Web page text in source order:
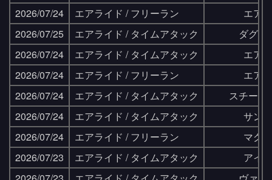
2026/07/24
エアライド / フリーラン
エア
2026/07/25
エアライド / タイムアタック
ダグウ
2026/07/24
エアライド / タイムアタック
エア
2026/07/24
エアライド / フリーラン
エア
2026/07/24
エアライド / タイムアタック
スチール
2026/07/24
エアライド / タイムアタック
サン
2026/07/24
エアライド / フリーラン
マグ
2026/07/23
エアライド / タイムアタック
アイ